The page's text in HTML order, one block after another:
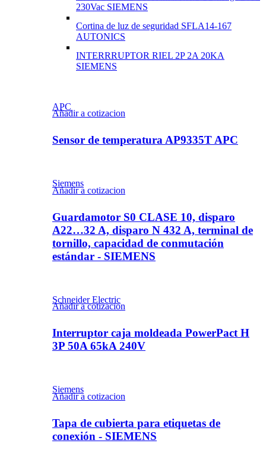
230Vac SIEMENS
Cortina de luz de seguridad SFLA14-167
AUTONICS
INTERRRUPTOR RIEL 2P 2A 20KA
SIEMENS
APC
Añadir a cotizacion
Sensor de temperatura AP9335T APC
Siemens
Añadir a cotizacion
Guardamotor S0 CLASE 10, disparo
A22…32 A, disparo N 432 A, terminal de
tornillo, capacidad de conmutación
estándar - SIEMENS
Schneider Electric
Añadir a cotizacion
Interruptor caja moldeada PowerPact H
3P 50A 65kA 240V
Siemens
Añadir a cotizacion
Tapa de cubierta para etiquetas de
conexión - SIEMENS